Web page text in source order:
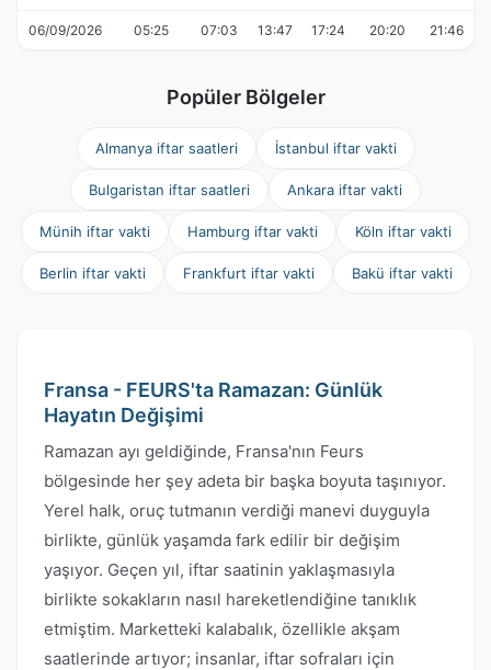
06/09/2026 05:25 07:03 13:47 17:24 20:20 21:46
Popüler Bölgeler
Almanya iftar saatleri İstanbul iftar vakti
Bulgaristan iftar saatleri Ankara iftar vakti
Münih iftar vakti Hamburg iftar vakti Köln iftar vakti
Berlin iftar vakti Frankfurt iftar vakti Bakü iftar vakti
Fransa - FEURS'ta Ramazan: Günlük
Hayatın Değişimi
Ramazan ayı geldiğinde, Fransa'nın Feurs
bölgesinde her şey adeta bir başka boyuta taşınıyor.
Yerel halk, oruç tutmanın verdiği manevi duyguyla
birlikte, günlük yaşamda fark edilir bir değişim
yaşıyor. Geçen yıl, iftar saatinin yaklaşmasıyla
birlikte sokakların nasıl hareketlendiğine tanıklık
etmiştim. Marketteki kalabalık, özellikle akşam
saatlerinde artıyor; insanlar, iftar sofraları için